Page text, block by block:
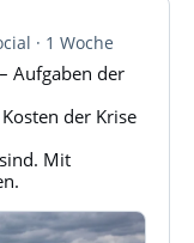
1 Woche
Aufgaben der
der Krise
Mit